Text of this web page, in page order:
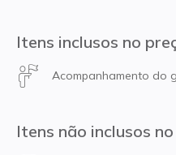
Itens inclusos no
Acompanhamento do
Itens não inclusos